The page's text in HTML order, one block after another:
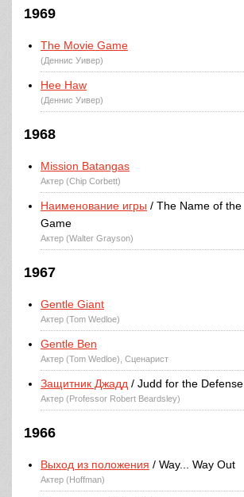
1969
The Movie Game
(Деннис Уивер)
Hee Haw
(Деннис Уивер)
1968
Mission Batangas
Актер (Chip Corbett)
Наименование игры / The Name of the
Game
Актер (Walter Grayson)
1967
Gentle Giant
Актер (Tom Wedloe)
Gentle Ben
Актер (Tom Wedloe), Сценарист
Защитник Джадд / Judd for the Defense
Актер (Professor Robert Beardsley)
1966
Выход из положения / Way... Way Out
Актер (Hoffman)